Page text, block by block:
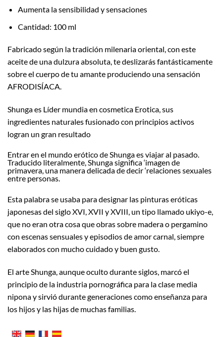
Aumenta la sensibilidad y sensaciones
Cantidad: 100 ml
Fabricado según la tradición milenaria oriental, con este
aceite de una dulzura absoluta, te deslizarás fantásticamente
sobre el cuerpo de tu amante produciendo una sensación
AFRODISÍACA.
Shunga es Líder mundia en cosmetica Erotica, sus
ingredientes naturales fusionado con principios activos
logran un gran resultado
Entrar en el mundo erótico de Shunga es viajar al pasado.
Traducido literalmente, Shunga significa ‘imagen de
primavera, una manera delicada de decir ‘relaciones sexuales
entre personas.
Esta palabra se usaba para designar las pinturas eróticas
japonesas del siglo XVI, XVII y XVIII, un tipo llamado ukiyo-e,
que no eran otra cosa que obras sobre madera o pergamino
con escenas sensuales y episodios de amor carnal, siempre
elaborados con mucho cuidado y buen gusto.
El arte Shunga, aunque oculto durante siglos, marcó el
principio de la industria pornográfica para la clase media
nipona y sirvió durante generaciones como enseñanza para
los hijos y las hijas de muchas familias.